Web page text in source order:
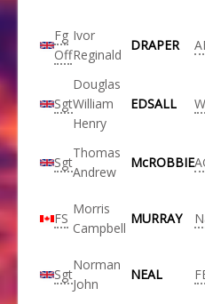
Fg
Off
Ivor
Reginald
DRAPER
Sgt
Douglas
William
Henry
EDSALL
Sgt
Thomas
Andrew
McROBBIE
FS
Morris
Campbell
MURRAY
Sgt
Norman
John
NEAL